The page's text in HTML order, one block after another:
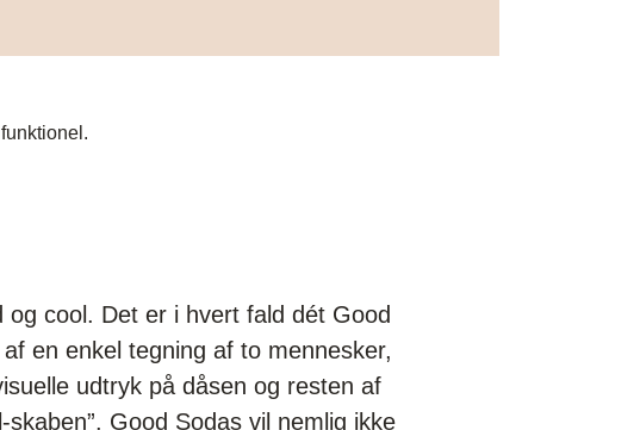
cool. Det er i hvert fald dét Good
en enkel tegning af to mennesker,
udtryk på dåsen og resten af
Good Sodas vil nemlig ikke